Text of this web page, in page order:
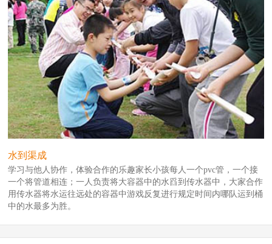
水到渠成
学习与他人协作，体验合作的乐趣家长小孩每人一个pvc管，一个接
一个将管道相连；一人负责将大容器中的水舀到传水器中，大家合作
用传水器将水运往远处的容器中游戏反复进行规定时间内哪队运到桶
中的水最多为胜。